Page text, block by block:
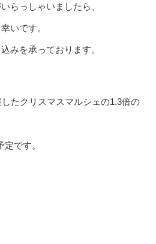
らっしゃいましたら、
いです。
みを承っております。
たクリスマスマルシェの1.3倍の
です。